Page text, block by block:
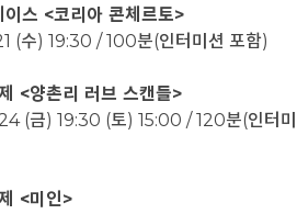
스 <코리아 콘체르토>
(수) 19:30 / 100분(인터미션 포함)
<양촌리 러브 스캔들>
(금) 19:30 (토) 15:00 / 120분(인터미
<미인>